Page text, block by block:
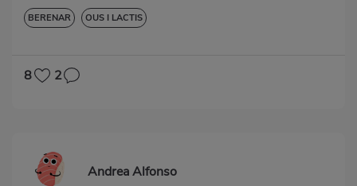
BERENAR OUS I LACTIS
8 2
Andrea Alfonso